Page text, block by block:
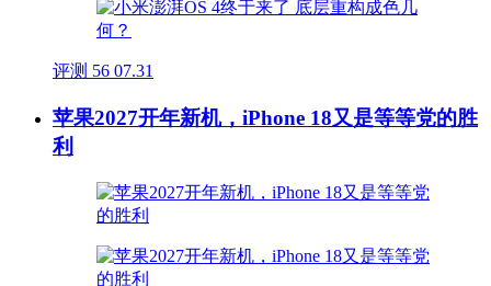
评测 56 07.31
苹果2027开年新机，iPhone 18又是等等党的胜
利